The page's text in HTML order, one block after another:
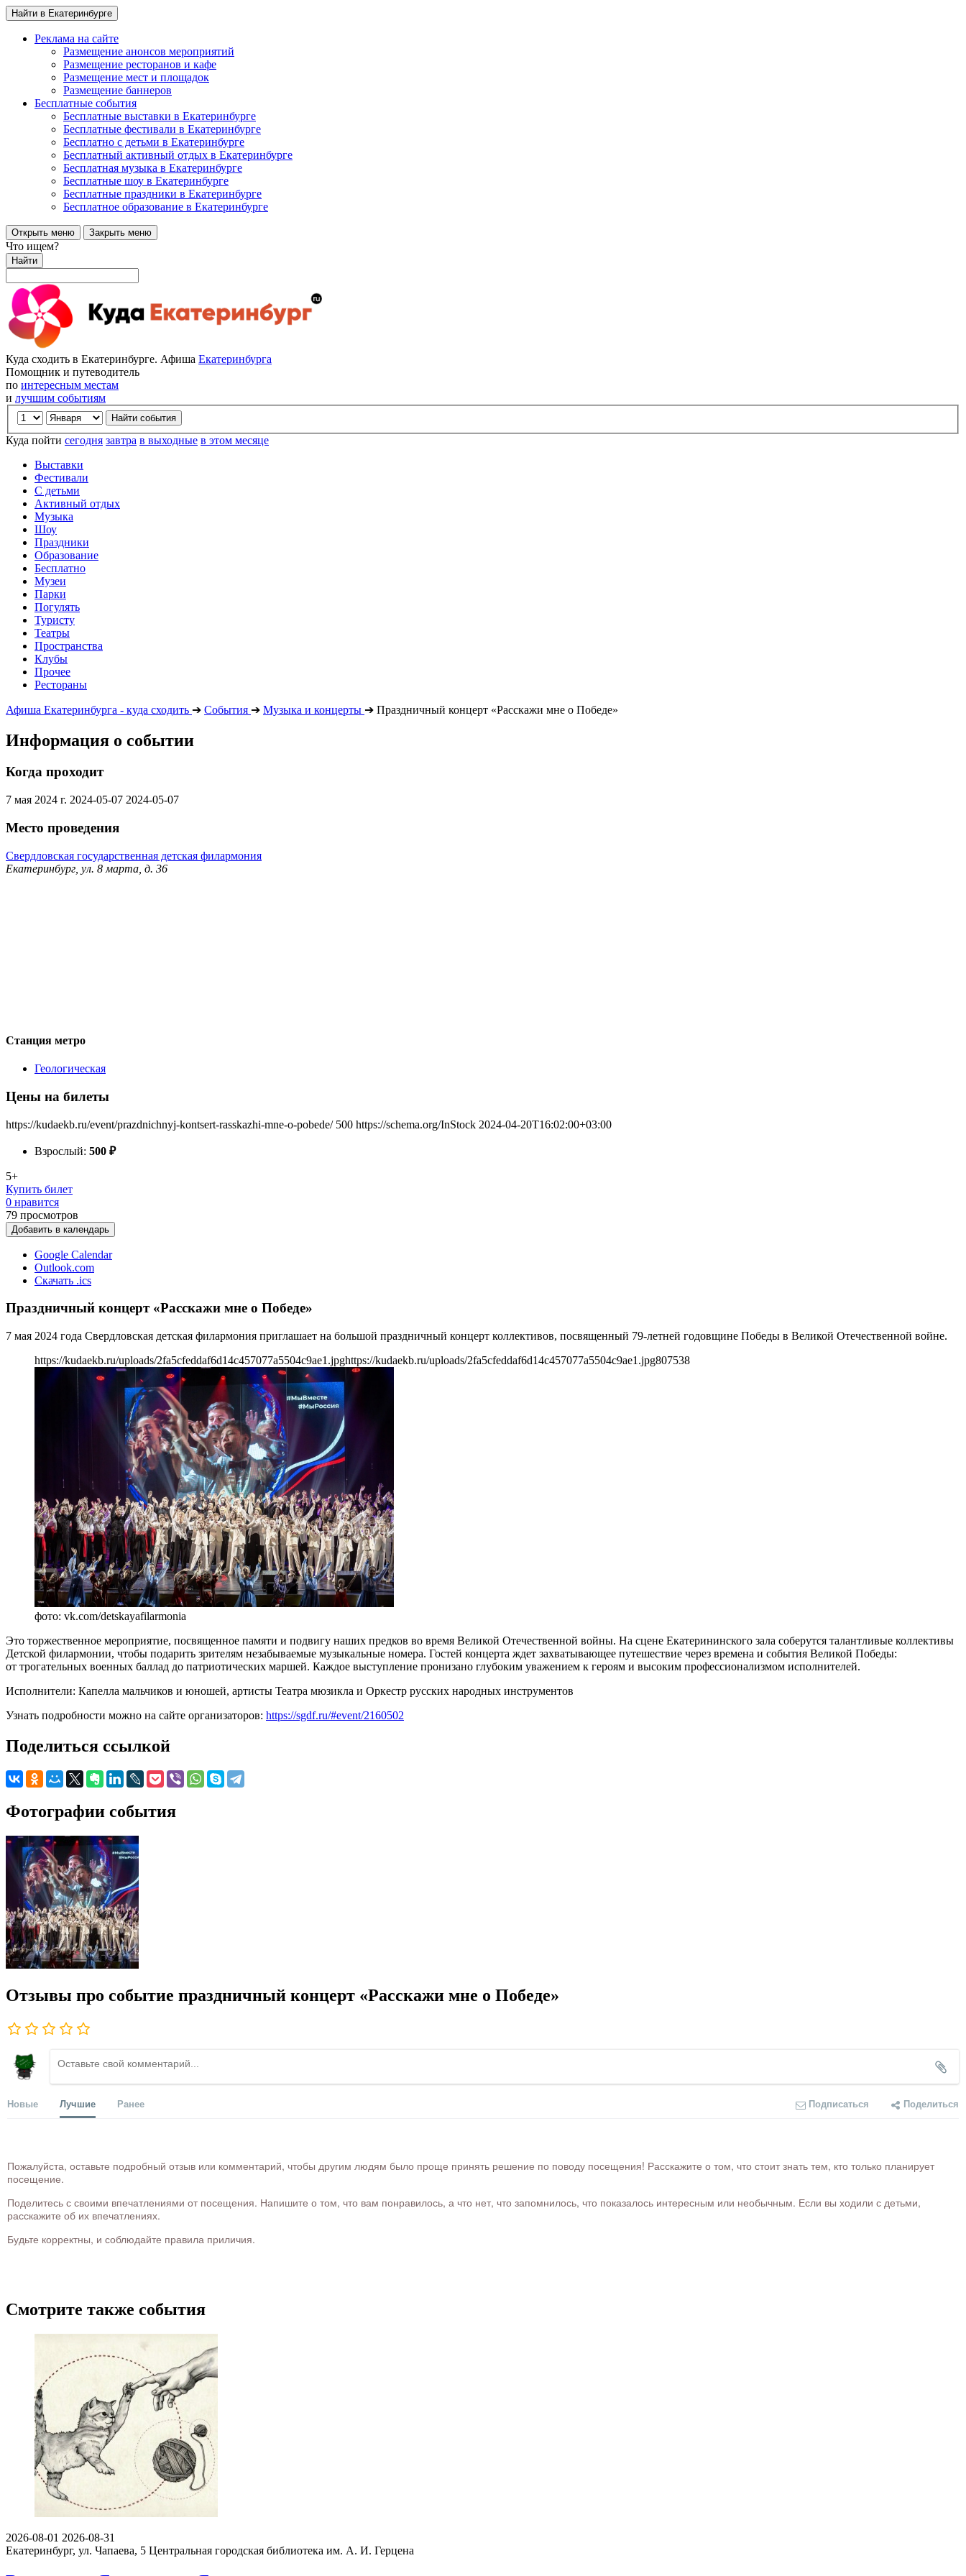
Найти в Екатеринбурге
Реклама на сайте
Размещение анонсов мероприятий
Размещение ресторанов и кафе
Размещение мест и площадок
Размещение баннеров
Бесплатные события
Бесплатные выставки в Екатеринбурге
Бесплатные фестивали в Екатеринбурге
Бесплатно с детьми в Екатеринбурге
Бесплатный активный отдых в Екатеринбурге
Бесплатная музыка в Екатеринбурге
Бесплатные шоу в Екатеринбурге
Бесплатные праздники в Екатеринбурге
Бесплатное образование в Екатеринбурге
Открыть меню Закрыть меню
Что ищем?
Найти
Куда сходить в Екатеринбурге. Афиша Екатеринбурга
Помощник и путеводитель
по интересным местам
и лучшим событиям
Куда пойти сегодня завтра в выходные в этом месяце
Выставки
Фестивали
С детьми
Активный отдых
Музыка
Шоу
Праздники
Образование
Бесплатно
Музеи
Парки
Погулять
Туристу
Театры
Пространства
Клубы
Прочее
Рестораны
Афиша Екатеринбурга - куда сходить ➔ События ➔ Музыка и концерты ➔ Праздничный концерт «Расскажи мне о Победе»
Информация о событии
Когда проходит
7 мая 2024 г. 2024-05-07 2024-05-07
Место проведения
Свердловская государственная детская филармония
Екатеринбург, ул. 8 марта, д. 36
Станция метро
Геологическая
Цены на билеты
https://kudaekb.ru/event/prazdnichnyj-kontsert-rasskazhi-mne-o-pobede/ 500 https://schema.org/InStock 2024-04-20T16:02:00+03:00
Взрослый: 500 ₽
5+
Купить билет
0 нравится
79 просмотров
Добавить в календарь
Google Calendar
Outlook.com
Скачать .ics
Праздничный концерт «Расскажи мне о Победе»
7 мая 2024 года Свердловская детская филармония приглашает на большой праздничный концерт коллективов, посвященный 79-летней годовщине Победы в Великой Отечественной войне.
https://kudaekb.ru/uploads/2fa5cfeddaf6d14c457077a5504c9ae1.jpghttps://kudaekb.ru/uploads/2fa5cfeddaf6d14c457077a5504c9ae1.jpg807538
фото: vk.com/detskayafilarmonia
Это торжественное мероприятие, посвященное памяти и подвигу наших предков во время Великой Отечественной войны. На сцене Екатерининского зала соберутся талантливые коллективы
Детской филармонии, чтобы подарить зрителям незабываемые музыкальные номера. Гостей концерта ждет захватывающее путешествие через времена и события Великой Победы:
от трогательных военных баллад до патриотических маршей. Каждое выступление пронизано глубоким уважением к героям и высоким профессионализмом исполнителей.
Исполнители: Капелла мальчиков и юношей, артисты Театра мюзикла и Оркестр русских народных инструментов
Узнать подробности можно на сайте организаторов: https://sgdf.ru/#event/2160502
Поделиться ссылкой
Фотографии события
Отзывы про событие праздничный концерт «Расскажи мне о Победе»
Новые Лучшие Ранее Подписаться Поделиться
Пожалуйста, оставьте подробный отзыв или комментарий, чтобы другим людям было проще принять решение по поводу посещения! Расскажите о том, что стоит знать тем, кто только планирует
посещение.
Поделитесь с своими впечатлениями от посещения. Напишите о том, что вам понравилось, а что нет, что запомнилось, что показалось интересным или необычным. Если вы ходили с детьми,
расскажите об их впечатлениях.
Будьте корректны, и соблюдайте правила приличия.
Смотрите также события
2026-08-01 2026-08-31
Екатеринбург, ул. Чапаева, 5 Центральная городская библиотека им. А. И. Герцена